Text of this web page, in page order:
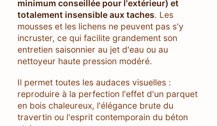
minimum conseillée pour l'extérieur) et
totalement insensible aux taches. Les
mousses et les lichens ne peuvent pas s'y
incruster, ce qui facilite grandement son
entretien saisonnier au jet d'eau ou au
nettoyeur haute pression modéré.
Il permet toutes les audaces visuelles :
reproduire à la perfection l'effet d'un parquet
en bois chaleureux, l'élégance brute du
travertin ou l'esprit contemporain du béton